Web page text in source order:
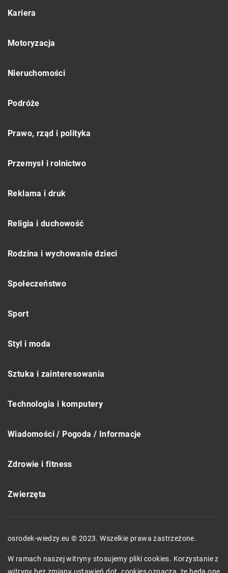
Kariera
Motoryzacja
Nieruchomości
Podróże
Prawo, rząd i polityka
Przemysł i rolnictwo
Reklama i druk
Religia i duchowość
Rodzina i wychowanie dzieci
Społeczeństwo
Sport
Styl i moda
Sztuka i zainteresowania
Technologia i komputery
Wiadomości / Pogoda / Informacje
Zdrowie i fitness
Zwierzęta
osrodek-wiedzy.eu © 2023. Wszelkie prawa zastrzeżone.
W ramach naszej witryny stosujemy pliki cookies. Korzystanie z
witryny bez zmiany ustawień dot. cookies oznacza, że będą one